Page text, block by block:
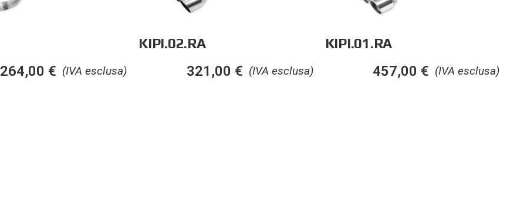
(IVA esclusa)
264,00 €
KIPI.02.RA
(IVA esclusa)
321,00 €
KIPI.01.RA
(IVA esclusa)
457,00 €